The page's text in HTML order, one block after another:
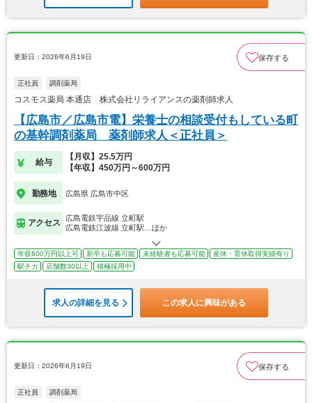
更新日：2026年6月19日 保存する
正社員 調剤薬局
コスモス薬局 本通店 株式会社リライアンスの薬剤師求人
【広島市／広島市電】栄養士の相談受付もしている町
の基幹調剤薬局 薬剤師求人＜正社員＞
給与
【月収】25.5万円
【年収】450万円～600万円
勤務地 広島県 広島市中区
アクセス
広島電鉄宇品線 立町駅
広島電鉄江波線 立町駅…ほか
年収600万円以上可 新卒も応募可能 未経験者も応募可能
産休・育休取得実績有り
駅チカ
店舗数30以上 積極採用中
求人の詳細を見る この求人に興味がある
更新日：2026年6月19日 保存する
正社員 調剤薬局